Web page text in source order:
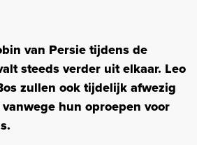
van Persie tijdens de
steeds verder uit elkaar. Leo
zullen ook tijdelijk afwezig
hun oproepen voor